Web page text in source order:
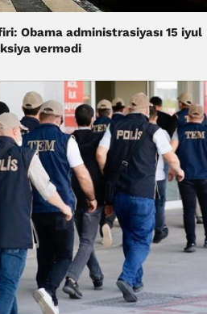
Obama administrasiyası 15 iyul
vermədi